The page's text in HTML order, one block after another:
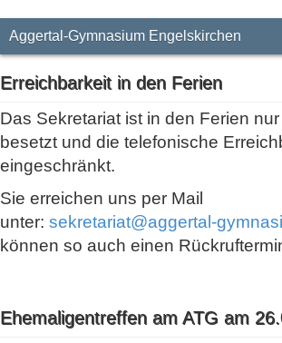
Aggertal-Gymnasium Engelskirchen
Erreichbarkeit in den Ferien
Das Sekretariat ist in den Ferien
besetzt und die telefonische
eingeschränkt.
Sie erreichen uns per Mail
unter: sekretariat@aggertal-
können so auch einen
Ehemaligentreffen am ATG am